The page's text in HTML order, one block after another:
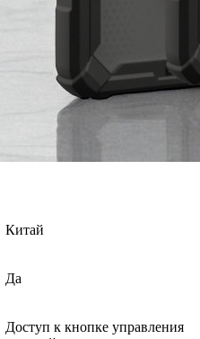
Китай
Да
Доступ к кнопке управления